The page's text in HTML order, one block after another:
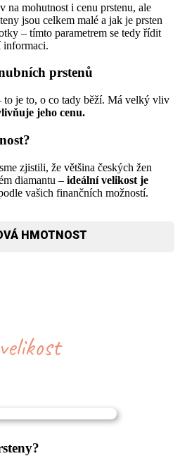
na mohutnost i cenu prstenu, ale
jsou celkem malé a jak je prsten
– tímto parametrem se tedy řídit
informaci.
prstenů
to je to, o co tady běží. Má velký vliv
jeho cenu.
zjistili, že většina českých žen
diamantu – ideální velikost je
vašich finančních možností.
HMOTNOST